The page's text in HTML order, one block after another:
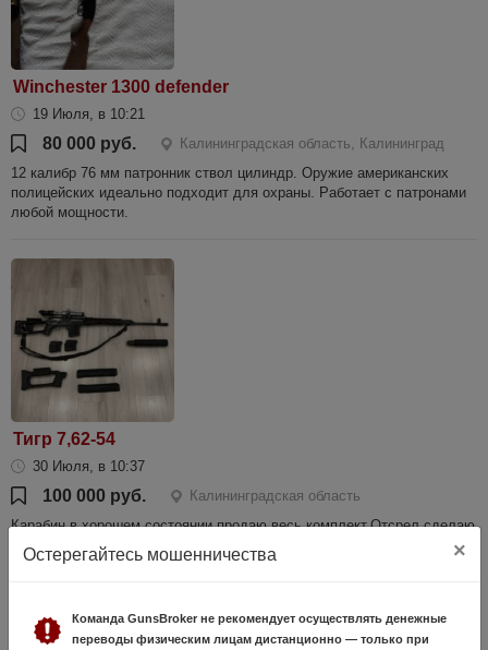
Winchester 1300 defender
19 Июля, в 10:21
80 000 руб.
Калининградская область, Калининград
12 калибр 76 мм патронник ствол цилиндр. Оружие американских
полицейских идеально подходит для охраны. Работает с патронами
любой мощности.
Тигр 7,62-54
30 Июля, в 10:37
100 000 руб.
Калининградская область
Карабин в хорошем состоянии продаю весь комплект.Отсрел сделаю
под покупателя.
Остерегайтесь мошенничества ×
Команда GunsBroker не рекомендует осуществлять денежные
переводы физическим лицам дистанционно — только при